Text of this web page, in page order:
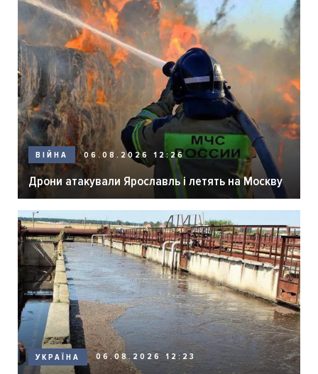
ВІЙНА 06.08.2026 12:26
Дрони атакували Ярославль і летять на Москву
УКРАЇНА 06.08.2026 12:23